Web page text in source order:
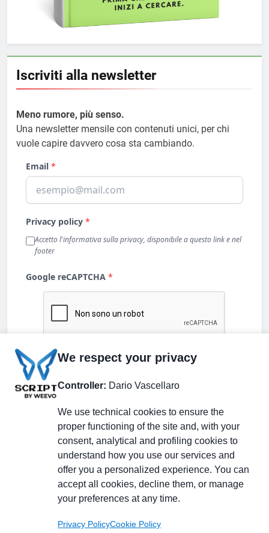
Iscriviti alla newsletter
Meno rumore, più senso.
Una newsletter mensile con contenuti unici, per chi
vuole capire davvero cosa sta cambiando.
Partecipa alla discussione
Pagina Linkedin
We respect your privacy
Controller: Dario Vascellaro
We use technical cookies to ensure the
proper functioning of the site and, with your
consent, analytical and profiling cookies to
understand how you use our services and
offer you a personalized experience. You can
accept all cookies, decline them, or manage
your preferences at any time.
Privacy PolicyCookie Policy